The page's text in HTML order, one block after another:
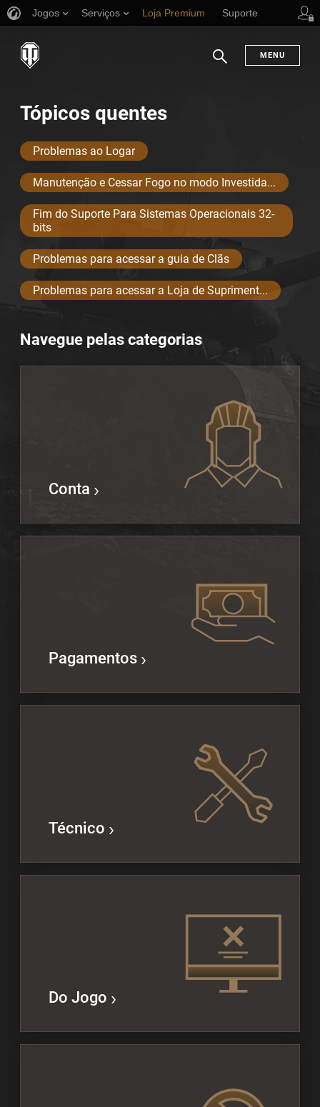
Jogos Serviços Loja Premium Suporte
MENU
Tópicos quentes
Problemas ao Logar
Manutenção e Cessar Fogo no modo Investida...
Fim do Suporte Para Sistemas Operacionais 32-
bits
Problemas para acessar a guia de Clãs
Problemas para acessar a Loja de Supriment...
Navegue pelas categorias
Conta
Pagamentos
Técnico
Do Jogo